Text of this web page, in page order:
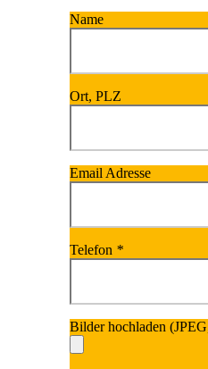
Name
Ort, PLZ
Email Adresse
Telefon *
Bilder hochladen